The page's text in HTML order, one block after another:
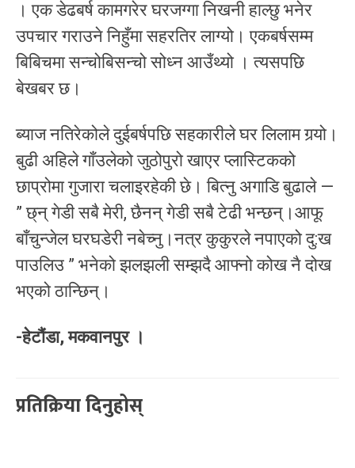
। एक डेढबर्ष कामगरेर घरजग्गा निखनी हाल्छु भनेर
उपचार गराउने निहुँमा सहरतिर लाग्यो। एकबर्षसम्म
बिबिचमा सन्चोबिसन्चो सोध्न आउँथ्यो । त्यसपछि
बेखबर छ।
ब्याज नतिरेकोले दुईबर्षपछि सहकारीले घर लिलाम गर्‍यो।
बुढी अहिले गाँउलेको जुठोपुरो खाएर प्लास्टिकको
छाप्रोमा गुजारा चलाइरहेकी छे। बित्नु अगाडि बुढाले —
” छ्न् गेडी सबै मेरी, छैनन् गेडी सबै टेढी भन्छन्।आफू
बाँचुन्जेल घरघडेरी नबेच्नु।नत्र कुकुरले नपाएको दु:ख
पाउलिउ ” भनेको झलझली सम्झदै आफ्नो कोख नै दोख
भएको ठान्छिन्।
-हेटौंडा, मकवानपुर ।
प्रतिक्रिया दिनुहोस्